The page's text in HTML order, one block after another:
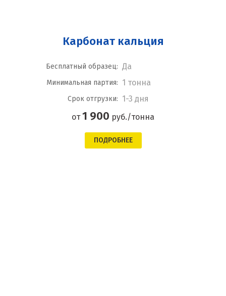
Карбонат кальция
Бесплатный образец: Да
Минимальная партия: 1 тонна
Срок отгрузки: 1-3 дня
от1 900 руб./тонна
ПОДРОБНЕЕ